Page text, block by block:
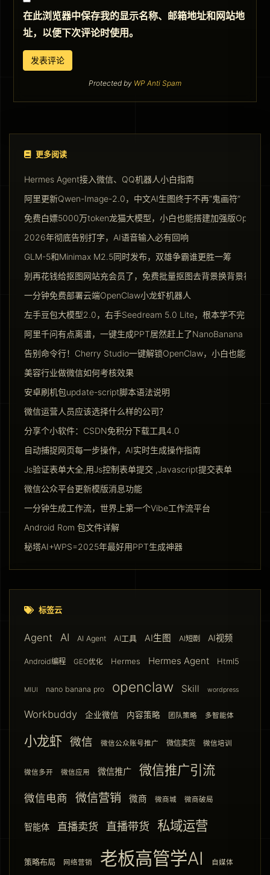
在此浏览器中保存我的显示名称、邮箱地址和网站地
址，以便下次评论时使用。
Protected by WP Anti Spam
更多阅读
Hermes Agent接入微信、QQ机器人小白指南
阿里更新Qwen-Image-2.0，中文AI生图终于不再“鬼画符”
免费白嫖5000万token龙猫大模型，小白也能搭建加强版
2026年彻底告别打字，AI语音输入必有回响
GLM-5和Minimax M2.5同时发布，双雄争霸谁更胜一筹
别再花钱给抠图网站充会员了，免费批量抠图去背景换背景神器
一分钟免费部署云端OpenClaw小龙虾机器人
左手豆包大模型2.0，右手Seedream 5.0 Lite，根本学不完
阿里千问有点离谱，一键生成PPT居然赶上了NanoBanana Pro
告别命令行！Cherry Studio一键解锁OpenClaw，小白也能玩转
美容行业做微信如何考核效果
安卓刷机包update-script脚本语法说明
微信运营人员应该选择什么样的公司？
分享个小软件：CSDN免积分下载工具4.0
自动捕捉网页每一步操作，AI实时生成操作指南
Js验证表单大全,用Js控制表单提交 ,Javascript提交表单
微信公众平台更新模版消息功能
一分钟生成工作流，世界上第一个Vibe工作流平台
Android Rom 包文件详解
秘塔AI+WPS=2025年最好用PPT生成神器
标签云
Agent AI AI Agent AI工具 AI生图 AI短剧 AI视频
Android编程 GEO优化 Hermes Hermes Agent Html5
MIUI nano banana pro openclaw Skill wordpress
Workbuddy 企业微信 内容策略 团队策略 多智能体
小龙虾 微信 微信公众账号推广 微信卖货 微信培训
微信多开 微信应用 微信推广 微信推广引流
微信电商 微信营销 微商 微商城 微商破局
智能体 直播卖货 直播带货 私域运营
策略布局 网络营销 老板高管学AI 自媒体